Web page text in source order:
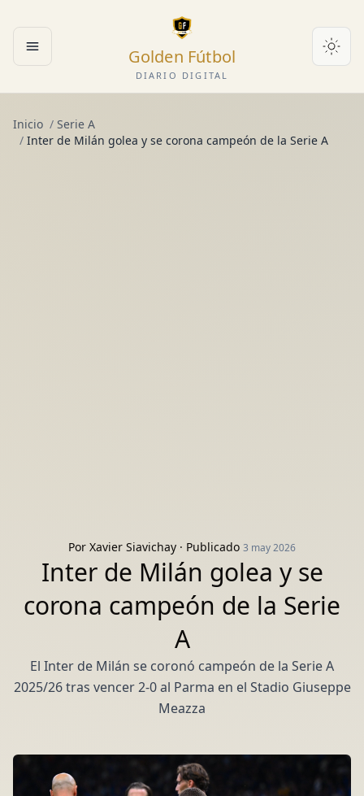
Abrir menú Golden Fútbol
DIARIO DIGITAL
Inicio / Serie A
/ Inter de Milán golea y se corona campeón de la Serie A
Por Xavier Siavichay · Publicado 3 may 2026
Inter de Milán golea y se
corona campeón de la Serie
A
El Inter de Milán se coronó campeón de la Serie A
2025/26 tras vencer 2-0 al Parma en el Stadio Giuseppe
Meazza